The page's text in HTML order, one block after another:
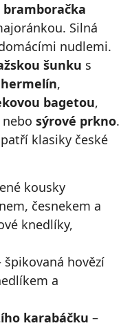
bramboračka
Silná
nudlemi.
šunku s
,
bagetou,
sýrové prkno.
klasiky české
kousky
česnekem a
knedlíky,
špikovaná hovězí
a
karabáčku –